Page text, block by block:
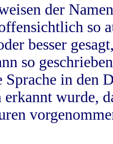
der
so
besser
so
Sprache in
erkannt wurde,